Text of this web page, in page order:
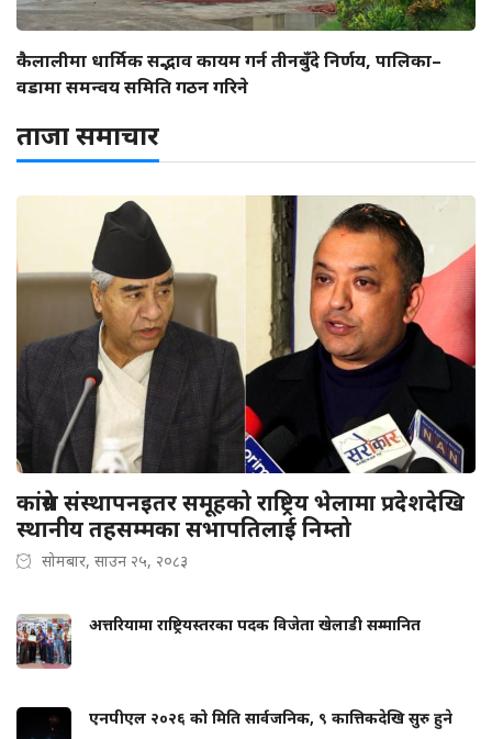
कैलालीमा धार्मिक सद्भाव कायम गर्न तीनबुँदे निर्णय, पालिका–
वडामा समन्वय समिति गठन गरिने
ताजा समाचार
कांग्रेस संस्थापनइतर समूहको राष्ट्रिय भेलामा प्रदेशदेखि
स्थानीय तहसम्मका सभापतिलाई निम्तो
सोमबार, साउन २५, २०८३
अत्तरियामा राष्ट्रियस्तरका पदक विजेता खेलाडी सम्मानित
एनपीएल २०२६ को मिति सार्वजनिक, ९ कात्तिकदेखि सुरु हुने